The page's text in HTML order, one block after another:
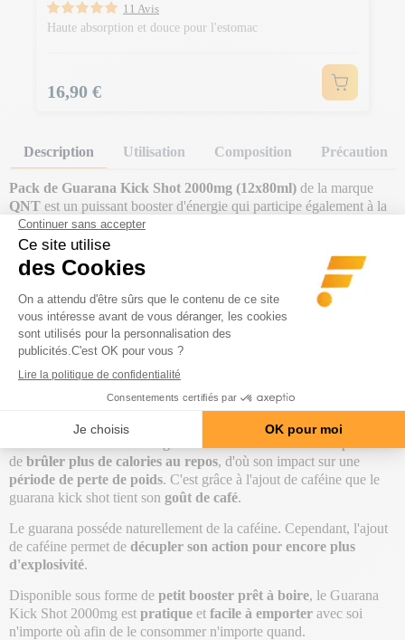
11 Avis
Haute absorption et douce pour l'estomac
Prix
16,90 €
Description Utilisation Composition Précaution
Pack de Guarana Kick Shot 2000mg (12x80ml) de la marque
QNT est un puissant booster d'énergie qui participe également à la
perte de poids.
Le Guarana Kick Shot est un complément
sans sucre ajoutéà base
de guarana et de caféine qui va te permettre de
booster ton
quotidien
En effet, leguarana (375 mg par dose)est une plante tropicale
originaire d'Amazonie populaire pour ses
(physique et morale).Facilement assimilable par l'organisme
produit permet de provoquer un
, il te permettra d'être prêt(e) à attaquer
n'importe quelmoment de la journée plein(e) d'énergie. La
de brûler plus de calories au repos, d'où son impact sur une
période de perte de poids. C'est grâce à l'ajout de caféine que le
guarana kick shot tient son goût de café.
Le guarana posséde naturellement de la caféine. Cependant, l'ajout
de caféine permet de décupler son action pour encore plus
d'explosivité.
Disponible sous forme de petit booster prêt à boire, le Guarana
Kick Shot 2000mg est pratique et facile à emporter avec soi
n'importe où afin de le consommer n'importe quand.